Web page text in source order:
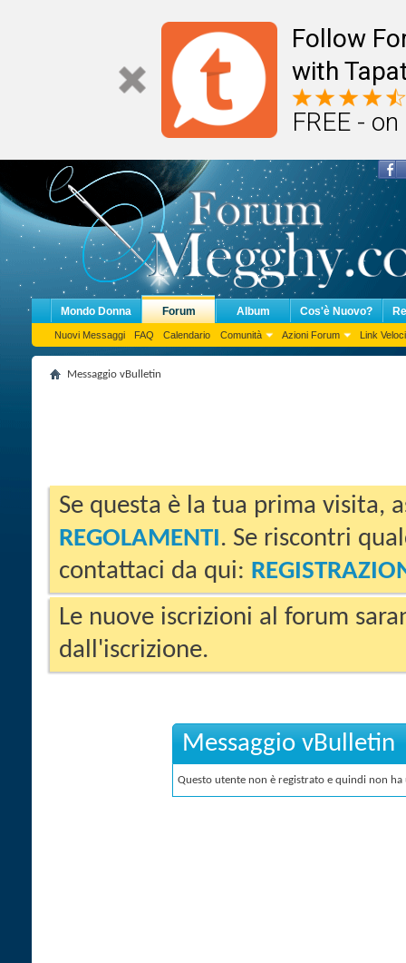
Follow
with
FREE -
Mondo Donna Forum
Nuovi Messaggi FAQ Calendario Comunità Azioni Forum Link Veloci
Album Cos'è Nuovo?
Messaggio vBulletin
Se questa è la tua prima visita,
REGOLAMENTI. Se riscontri
contattaci da qui:
Le nuove iscrizioni al forum
dall'iscrizione.
Messaggio vBulletin
Questo utente non è registrato e quindi non